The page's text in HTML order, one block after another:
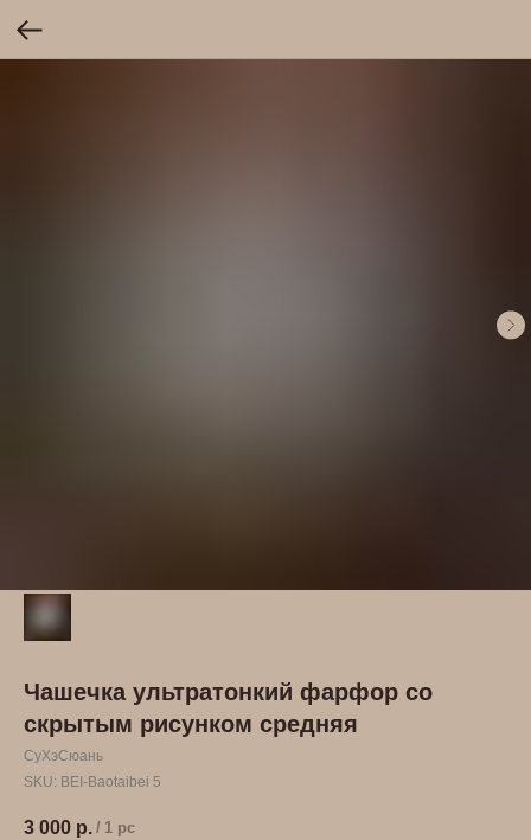
Чашечка ультратонкий фарфор со
скрытым рисунком средняя
СуХэСюань
SKU: BEI-Baotaibei 5
3 000 р. / 1 pc